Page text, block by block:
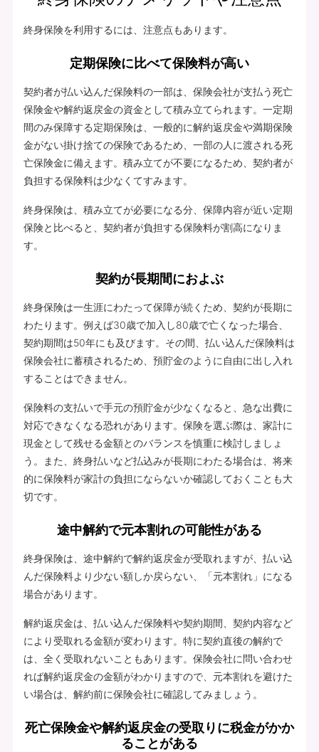
終身保険を利用するには、注意点もあります。
定期保険に比べて保険料が高い
契約者が払い込んだ保険料の一部は、保険会社が支払う死亡
保険金や解約返戻金の資金として積み立てられます。一定期
間のみ保障する定期保険は、一般的に解約返戻金や満期保険
金がない掛け捨ての保険であるため、一部の人に渡される死
亡保険金に備えます。積み立てが不要になるため、契約者が
負担する保険料は少なくてすみます。
終身保険は、積み立てが必要になる分、保障内容が近い定期
保険と比べると、契約者が負担する保険料が割高になりま
す。
契約が長期間におよぶ
終身保険は一生涯にわたって保障が続くため、契約が長期に
わたります。例えば30歳で加入し80歳で亡くなった場合、
契約期間は50年にも及びます。その間、払い込んだ保険料は
保険会社に蓄積されるため、預貯金のように自由に出し入れ
することはできません。
保険料の支払いで手元の預貯金が少なくなると、急な出費に
対応できなくなる恐れがあります。保険を選ぶ際は、家計に
現金として残せる金額とのバランスを慎重に検討しましょ
う。また、終身払いなど払込みが長期にわたる場合は、将来
的に保険料が家計の負担にならないか確認しておくことも大
切です。
途中解約で元本割れの可能性がある
終身保険は、途中解約で解約返戻金が受取れますが、払い込
んだ保険料より少ない額しか戻らない、「元本割れ」になる
場合があります。
解約返戻金は、払い込んだ保険料や契約期間、契約内容など
により受取れる金額が変わります。特に契約直後の解約で
は、全く受取れないこともあります。保険会社に問い合わせ
れば解約返戻金の金額がわかりますので、元本割れを避けた
い場合は、解約前に保険会社に確認してみましょう。
死亡保険金や解約返戻金の受取りに税金がかか
ることがある